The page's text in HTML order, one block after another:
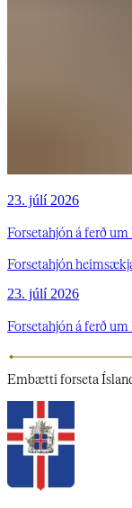
23. júlí 2026
Forsetahjón á ferð
Forsetahjón
23. júlí 2026
Forsetahjón á ferð
Embætti forseta